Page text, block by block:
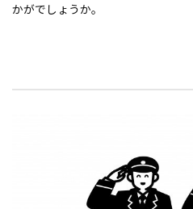
かがでしょうか。